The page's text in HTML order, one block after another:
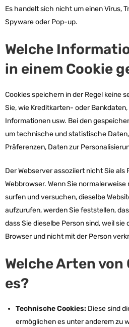
Es handelt sich nicht um einen Virus,
Spyware oder Pop-up.
Welche
in einem Cookie
Cookies speichern in der Regel keine
Sie, wie Kreditkarten- oder
Informationen usw. Bei den
um technische und statistische
Präferenzen, Daten zur
Der Webserver assoziiert nicht Sie als
Webbrowser. Wenn Sie
surfen und versuchen, dieselbe
aufzurufen, werden Sie feststellen,
dass Sie dieselbe Person sind, weil
Browser und nicht mit der Person
Welche Arten
es?
Technische Cookies: Diese sind
ermöglichen es unter anderem zu